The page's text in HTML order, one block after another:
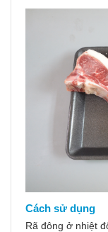
Cách sử dụng
Rã đông ở nhiệt